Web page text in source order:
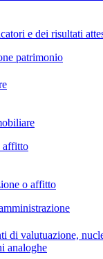
e dei risultati
patrimonio
affitto
o affitto
di valutuazione,
analoghe